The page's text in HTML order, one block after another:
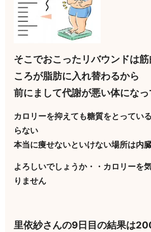
そこでおこったリバウンドは
ころが脂肪に入れ替わるから
前にまして代謝が悪い体になっ
カロリーを抑えても糖質をとってい
らない
本当に痩せないといけない場所は内
よろしいでしょうか・・カロリーを
りません
里依紗さんの9日目の結果は